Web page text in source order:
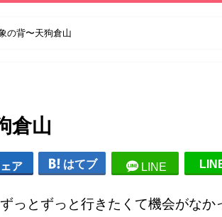
の背〜天狗倉山
倉山
ア はてブ LINE
っとずっと行きたくて機会がなか